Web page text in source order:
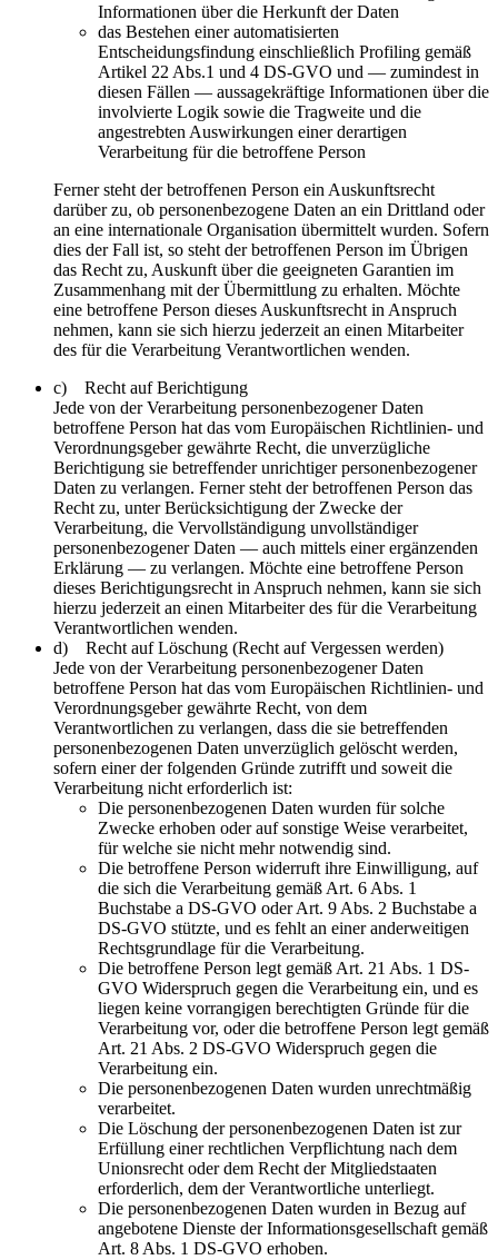
Informationen über die Herkunft der Daten
das Bestehen einer automatisierten
Entscheidungsfindung einschließlich Profiling gemäß
Artikel 22 Abs.1 und 4 DS-GVO und — zumindest in
diesen Fällen — aussagekräftige Informationen über die
involvierte Logik sowie die Tragweite und die
angestrebten Auswirkungen einer derartigen
Verarbeitung für die betroffene Person
Ferner steht der betroffenen Person ein Auskunftsrecht
darüber zu, ob personenbezogene Daten an ein Drittland oder
an eine internationale Organisation übermittelt wurden. Sofern
dies der Fall ist, so steht der betroffenen Person im Übrigen
das Recht zu, Auskunft über die geeigneten Garantien im
Zusammenhang mit der Übermittlung zu erhalten. Möchte
eine betroffene Person dieses Auskunftsrecht in Anspruch
nehmen, kann sie sich hierzu jederzeit an einen Mitarbeiter
des für die Verarbeitung Verantwortlichen wenden.
c) Recht auf Berichtigung
Jede von der Verarbeitung personenbezogener Daten
betroffene Person hat das vom Europäischen Richtlinien- und
Verordnungsgeber gewährte Recht, die unverzügliche
Berichtigung sie betreffender unrichtiger personenbezogener
Daten zu verlangen. Ferner steht der betroffenen Person das
Recht zu, unter Berücksichtigung der Zwecke der
Verarbeitung, die Vervollständigung unvollständiger
personenbezogener Daten — auch mittels einer ergänzenden
Erklärung — zu verlangen. Möchte eine betroffene Person
dieses Berichtigungsrecht in Anspruch nehmen, kann sie sich
hierzu jederzeit an einen Mitarbeiter des für die Verarbeitung
Verantwortlichen wenden.
d) Recht auf Löschung (Recht auf Vergessen werden)
Jede von der Verarbeitung personenbezogener Daten
betroffene Person hat das vom Europäischen Richtlinien- und
Verordnungsgeber gewährte Recht, von dem
Verantwortlichen zu verlangen, dass die sie betreffenden
personenbezogenen Daten unverzüglich gelöscht werden,
sofern einer der folgenden Gründe zutrifft und soweit die
Verarbeitung nicht erforderlich ist:
Die personenbezogenen Daten wurden für solche
Zwecke erhoben oder auf sonstige Weise verarbeitet,
für welche sie nicht mehr notwendig sind.
Die betroffene Person widerruft ihre Einwilligung, auf
die sich die Verarbeitung gemäß Art. 6 Abs. 1
Buchstabe a DS-GVO oder Art. 9 Abs. 2 Buchstabe a
DS-GVO stützte, und es fehlt an einer anderweitigen
Rechtsgrundlage für die Verarbeitung.
Die betroffene Person legt gemäß Art. 21 Abs. 1 DS-
GVO Widerspruch gegen die Verarbeitung ein, und es
liegen keine vorrangigen berechtigten Gründe für die
Verarbeitung vor, oder die betroffene Person legt gemäß
Art. 21 Abs. 2 DS-GVO Widerspruch gegen die
Verarbeitung ein.
Die personenbezogenen Daten wurden unrechtmäßig
verarbeitet.
Die Löschung der personenbezogenen Daten ist zur
Erfüllung einer rechtlichen Verpflichtung nach dem
Unionsrecht oder dem Recht der Mitgliedstaaten
erforderlich, dem der Verantwortliche unterliegt.
Die personenbezogenen Daten wurden in Bezug auf
angebotene Dienste der Informationsgesellschaft gemäß
Art. 8 Abs. 1 DS-GVO erhoben.